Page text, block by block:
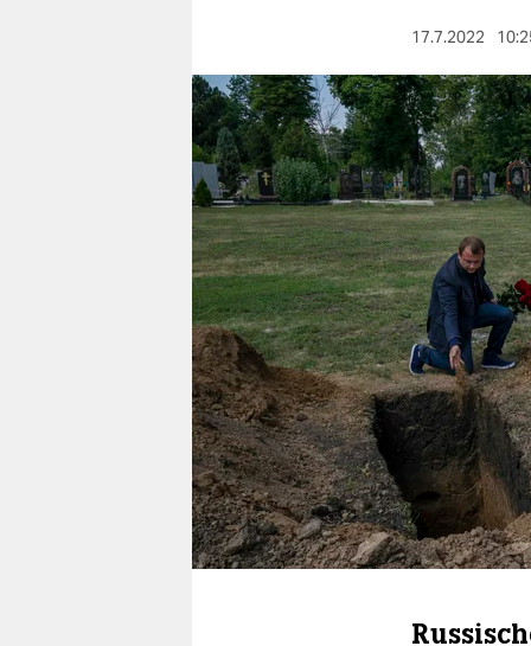
berlin
nord
wahrheit
verlag
verlag
veranstaltungen
shop
fragen & hilfe
unterstützen
abo
17.7.2022